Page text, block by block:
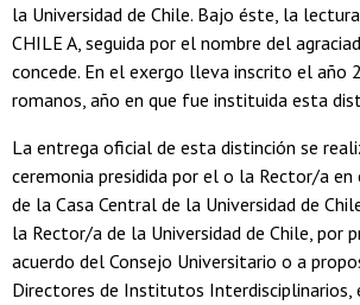
la Universidad de Chile. Bajo éste, la
CHILE A, seguida por el nombre del
concede. En el exergo lleva inscrito el año
romanos, año en que fue instituida esta
La entrega oficial de esta distinción se
ceremonia presidida por el o la Rector/a
de la Casa Central de la Universidad de
la Rector/a de la Universidad de Chile, por
acuerdo del Consejo Universitario o a
Directores de Institutos